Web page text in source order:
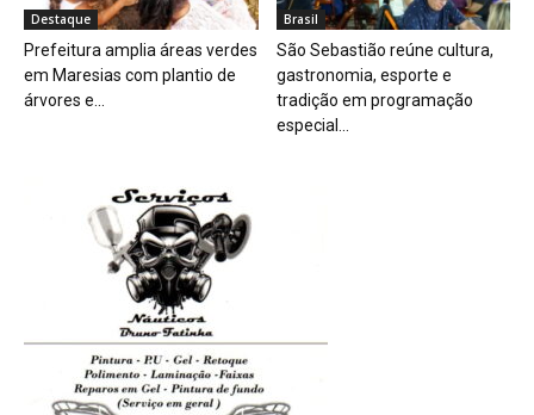
Destaque
Prefeitura amplia áreas verdes
em Maresias com plantio de
árvores e...
Brasil
São Sebastião reúne cultura,
gastronomia, esporte e
tradição em programação
especial...